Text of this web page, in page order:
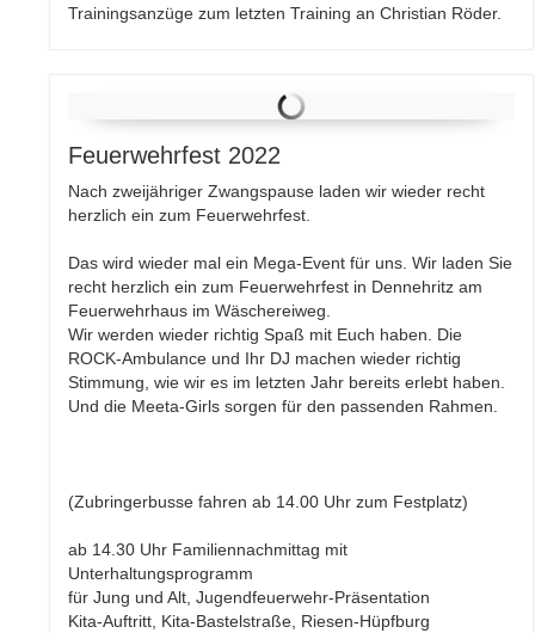
Trainingsanzüge zum letzten Training an Christian Röder.
Feuerwehrfest 2022
Nach zweijähriger Zwangspause laden wir wieder recht
herzlich ein zum Feuerwehrfest.
Das wird wieder mal ein Mega-Event für uns. Wir laden Sie
recht herzlich ein zum Feuerwehrfest in Dennehritz am
Feuerwehrhaus im Wäschereiweg.
Wir werden wieder richtig Spaß mit Euch haben. Die
ROCK-Ambulance und Ihr DJ machen wieder richtig
Stimmung, wie wir es im letzten Jahr bereits erlebt haben.
Und die Meeta-Girls sorgen für den passenden Rahmen.
(Zubringerbusse fahren ab 14.00 Uhr zum Festplatz)
ab 14.30 Uhr Familiennachmittag mit
Unterhaltungsprogramm
für Jung und Alt, Jugendfeuerwehr-Präsentation
Kita-Auftritt, Kita-Bastelstraße, Riesen-Hüpfburg